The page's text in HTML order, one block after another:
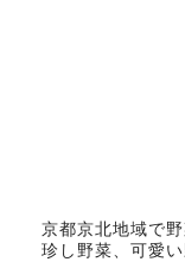
京都京北地域で
珍し野菜、可愛